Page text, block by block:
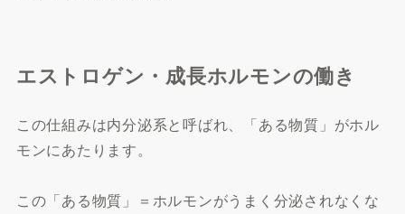
エストロゲン・成長ホルモンの働き
この仕組みは内分泌系と呼ばれ、「ある物質」がホル
モンにあたります。
この「ある物質」＝ホルモンがうまく分泌されなくな